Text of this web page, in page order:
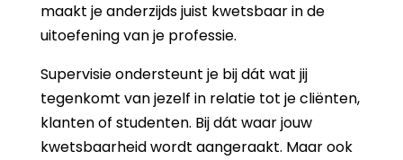
maakt je anderzijds juist kwetsbaar in de
uitoefening van je professie.
Supervisie ondersteunt je bij dát wat jij
tegenkomt van jezelf in relatie tot je cliënten,
klanten of studenten. Bij dát waar jouw
kwetsbaarheid wordt aangeraakt. Maar ook